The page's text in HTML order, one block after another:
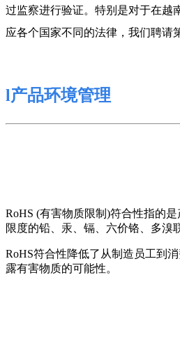
过监察进行验证。特别是对于在越
应各个国家不同的法律， 我们聘请
l产品环境管理
RoHS (有害物质限制 )符合性指的
限度的铅、汞、镉、六价铬、多溴
RoHS符合性降低了从制造员工到
露有害物质的可能性。